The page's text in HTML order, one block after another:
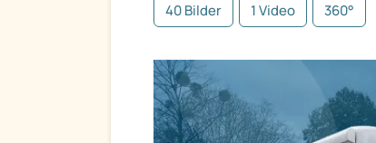
40 Bilder 1 Video 360°